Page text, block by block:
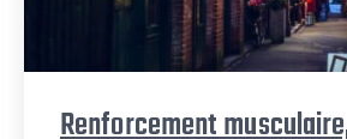
Renforcement